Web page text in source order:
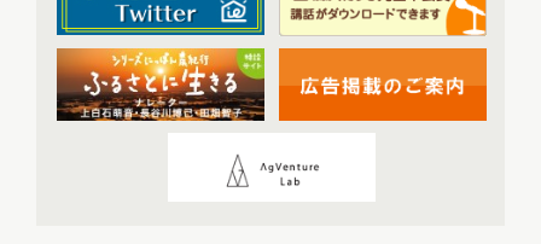
2024年2月配信(7)
2024年4月配信(6)
2024年5月配信(6)